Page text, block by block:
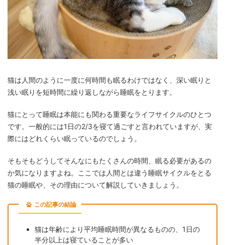
猫は人間のように一度に何時間も眠るわけではなく、深い眠りと
浅い眠りを短時間に繰り返しながら睡眠をとります。
猫にとって睡眠は本能にも関わる重要なライフサイクルのひとつ
です。一般的には1日の2/3を寝て過ごすと言われていますが、実
際にはどれくらい眠っているのでしょう。
そもそもどうしてそんなにもたくさんの時間、眠る必要があるの
か気になりますよね。ここでは人間とは違う睡眠サイクルをとる
猫の睡眠や、その理由について解説していきましょう。
この記事の結論
猫は年齢により平均睡眠時間が異なるものの、1日の
半分以上は寝ていることが多い